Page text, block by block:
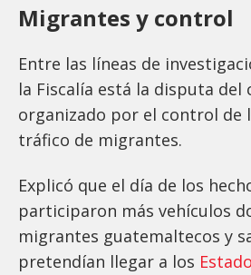
Migrantes y control
Entre las líneas de
la Fiscalía está la disputa del
organizado por el control de
tráfico de migrantes.
Explicó que el día de los
participaron más vehículos
migrantes guatemaltecos y
pretendían llegar a los